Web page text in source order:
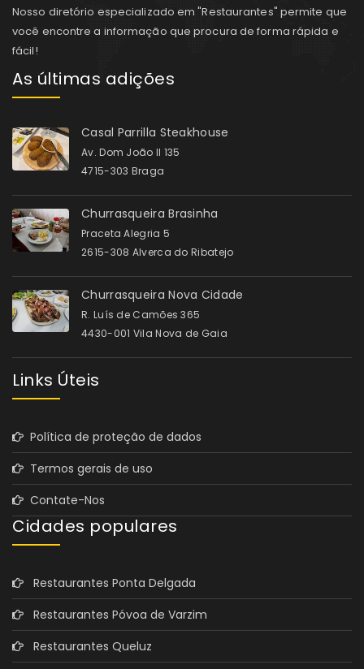
Nosso diretório especializado em "Restaurantes" permite que
você encontre a informação que procura de forma rápida e
fácil!
As últimas adições
Casal Parrilla Steakhouse
Av. Dom João II 135
4715-303 Braga
Churrasqueira Brasinha
Praceta Alegria 5
2615-308 Alverca do Ribatejo
Churrasqueira Nova Cidade
R. Luís de Camões 365
4430-001 Vila Nova de Gaia
Links Úteis
Política de proteção de dados
Termos gerais de uso
Contate-Nos
Cidades populares
Restaurantes Ponta Delgada
Restaurantes Póvoa de Varzim
Restaurantes Queluz